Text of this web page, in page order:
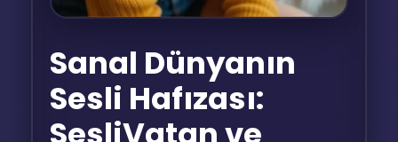
Sanal Dünyanın
Sesli Hafızası: